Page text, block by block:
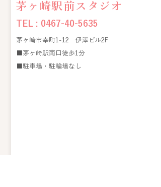
茅ヶ崎駅前スタジオ
TEL : 0467-40-5635
茅ヶ崎市幸町1-12 伊澤ビル2F
■茅ヶ崎駅南口徒歩1分
​■駐車場・駐輪場なし